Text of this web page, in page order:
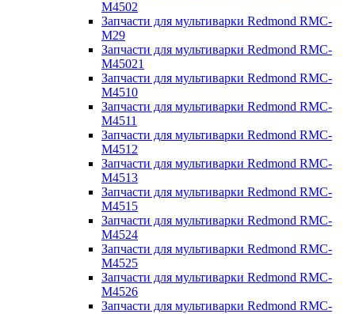
M4502
Запчасти для мультиварки Redmond RMC-
M29
Запчасти для мультиварки Redmond RMC-
M45021
Запчасти для мультиварки Redmond RMC-
M4510
Запчасти для мультиварки Redmond RMC-
M4511
Запчасти для мультиварки Redmond RMC-
M4512
Запчасти для мультиварки Redmond RMC-
M4513
Запчасти для мультиварки Redmond RMC-
M4515
Запчасти для мультиварки Redmond RMC-
M4524
Запчасти для мультиварки Redmond RMC-
M4525
Запчасти для мультиварки Redmond RMC-
M4526
Запчасти для мультиварки Redmond RMC-